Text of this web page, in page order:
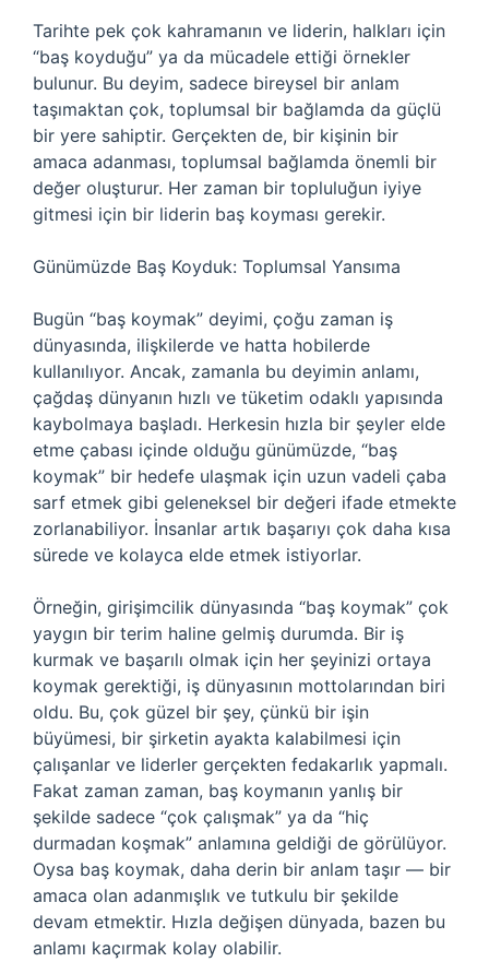
Tarihte pek çok kahramanın ve liderin, halkları için
“baş koyduğu” ya da mücadele ettiği örnekler
bulunur. Bu deyim, sadece bireysel bir anlam
taşımaktan çok, toplumsal bir bağlamda da güçlü
bir yere sahiptir. Gerçekten de, bir kişinin bir
amaca adanması, toplumsal bağlamda önemli bir
değer oluşturur. Her zaman bir topluluğun iyiye
gitmesi için bir liderin baş koyması gerekir.
Günümüzde Baş Koyduk: Toplumsal Yansıma
Bugün “baş koymak” deyimi, çoğu zaman iş
dünyasında, ilişkilerde ve hatta hobilerde
kullanılıyor. Ancak, zamanla bu deyimin anlamı,
çağdaş dünyanın hızlı ve tüketim odaklı yapısında
kaybolmaya başladı. Herkesin hızla bir şeyler elde
etme çabası içinde olduğu günümüzde, “baş
koymak” bir hedefe ulaşmak için uzun vadeli çaba
sarf etmek gibi geleneksel bir değeri ifade etmekte
zorlanabiliyor. İnsanlar artık başarıyı çok daha kısa
sürede ve kolayca elde etmek istiyorlar.
Örneğin, girişimcilik dünyasında “baş koymak” çok
yaygın bir terim haline gelmiş durumda. Bir iş
kurmak ve başarılı olmak için her şeyinizi ortaya
koymak gerektiği, iş dünyasının mottolarından biri
oldu. Bu, çok güzel bir şey, çünkü bir işin
büyümesi, bir şirketin ayakta kalabilmesi için
çalışanlar ve liderler gerçekten fedakarlık yapmalı.
Fakat zaman zaman, baş koymanın yanlış bir
şekilde sadece “çok çalışmak” ya da “hiç
durmadan koşmak” anlamına geldiği de görülüyor.
Oysa baş koymak, daha derin bir anlam taşır — bir
amaca olan adanmışlık ve tutkulu bir şekilde
devam etmektir. Hızla değişen dünyada, bazen bu
anlamı kaçırmak kolay olabilir.